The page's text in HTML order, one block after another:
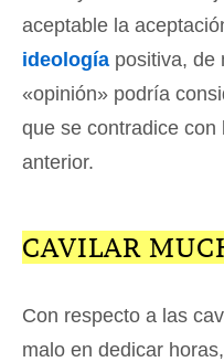
aceptable la
ideología positiva, de
«opinión» podría
que se contradice
anterior.
CAVILAR
Con respecto a las
malo en dedicar